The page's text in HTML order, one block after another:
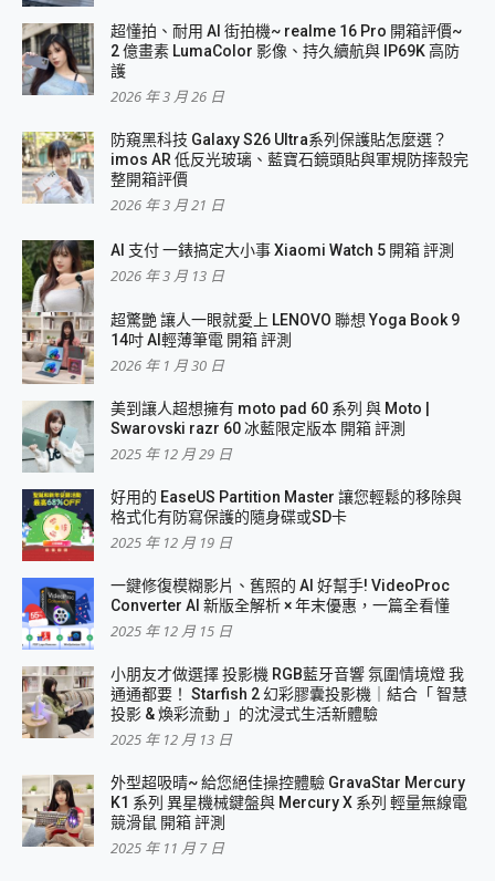
超懂拍、耐用 AI 街拍機~ realme 16 Pro 開箱評價~
2 億畫素 LumaColor 影像、持久續航與 IP69K 高防
護
2026 年 3 月 26 日
防窺黑科技 Galaxy S26 Ultra系列保護貼怎麼選？
imos AR 低反光玻璃、藍寶石鏡頭貼與軍規防摔殼完
整開箱評價
2026 年 3 月 21 日
AI 支付 一錶搞定大小事 Xiaomi Watch 5 開箱 評測
2026 年 3 月 13 日
超驚艷 讓人一眼就愛上 LENOVO 聯想 Yoga Book 9
14吋 AI輕薄筆電 開箱 評測
2026 年 1 月 30 日
美到讓人超想擁有 moto pad 60 系列 與 Moto |
Swarovski razr 60 冰藍限定版本 開箱 評測
2025 年 12 月 29 日
好用的 EaseUS Partition Master 讓您輕鬆的移除與
格式化有防寫保護的隨身碟或SD卡
2025 年 12 月 19 日
一鍵修復模糊影片、舊照的 AI 好幫手! VideoProc
Converter AI 新版全解析 × 年末優惠，一篇全看懂
2025 年 12 月 15 日
小朋友才做選擇 投影機 RGB藍牙音響 氛圍情境燈 我
通通都要！ Starfish 2 幻彩膠囊投影機｜結合「 智慧
投影 & 煥彩流動 」的沈浸式生活新體驗
2025 年 12 月 13 日
外型超吸晴~ 給您絕佳操控體驗 GravaStar Mercury
K1 系列 異星機械鍵盤與 Mercury X 系列 輕量無線電
競滑鼠 開箱 評測
2025 年 11 月 7 日